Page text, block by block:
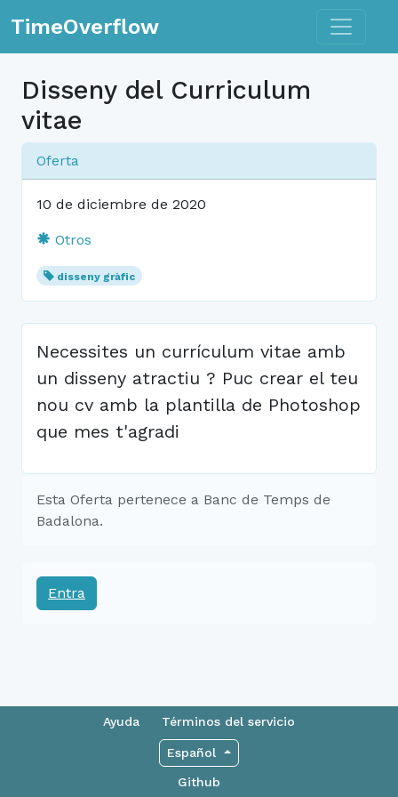
TimeOverflow Toggle
Disseny del Curriculum
vitae
Oferta
10 de diciembre de 2020
Otros
disseny gràfic
Necessites un currículum vitae amb
un disseny atractiu ? Puc crear el teu
nou cv amb la plantilla de Photoshop
que mes t'agradi
Esta Oferta pertenece a Banc de Temps de
Badalona.
Entra
Ayuda Términos del servicio
Español
Github